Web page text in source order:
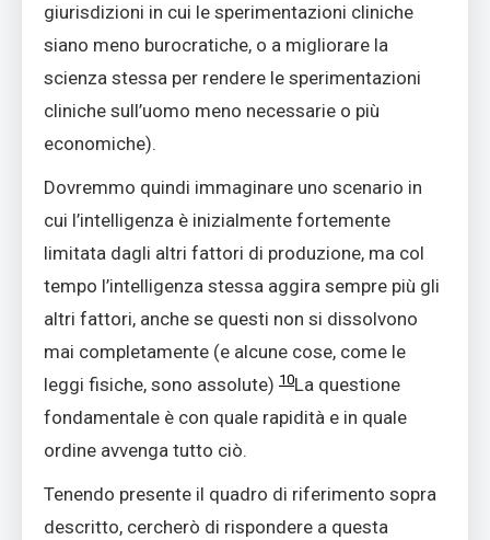
giurisdizioni in cui le sperimentazioni cliniche
siano meno burocratiche, o a migliorare la
scienza stessa per rendere le sperimentazioni
cliniche sull’uomo meno necessarie o più
economiche).
Dovremmo quindi immaginare uno scenario in
cui l’intelligenza è inizialmente fortemente
limitata dagli altri fattori di produzione, ma col
tempo l’intelligenza stessa aggira sempre più gli
altri fattori, anche se questi non si dissolvono
mai completamente (e alcune cose, come le
leggi fisiche, sono assolute) 10La questione
fondamentale è con quale rapidità e in quale
ordine avvenga tutto ciò.
Tenendo presente il quadro di riferimento sopra
descritto, cercherò di rispondere a questa